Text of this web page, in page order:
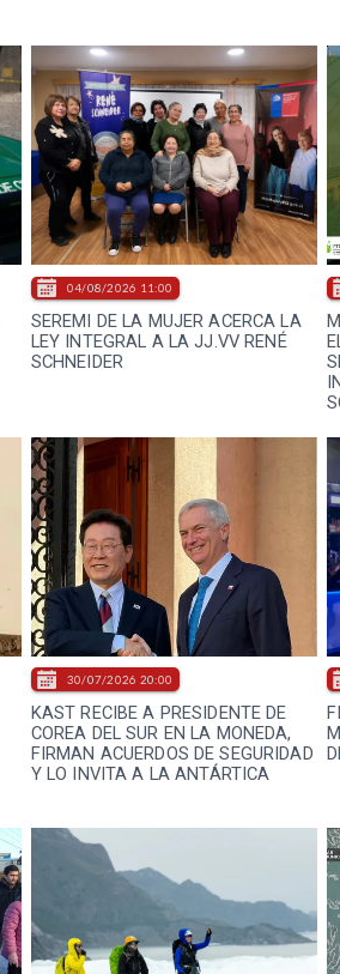
SEREMI DE LA MUJER ACERCA LA
LEY INTEGRAL A LA JJ.VV RENÉ
SCHNEIDER
04/08/2026 11:00
KAST RECIBE A PRESIDENTE DE
COREA DEL SUR EN LA MONEDA,
FIRMAN ACUERDOS DE SEGURIDAD
Y LO INVITA A LA ANTÁRTICA
30/07/2026 20:00